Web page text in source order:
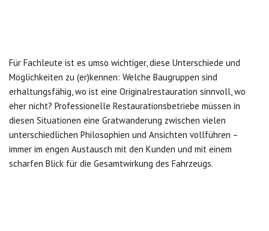
Für Fachleute ist es umso wichtiger, diese Unterschiede und
Möglichkeiten zu (er)kennen: Welche Baugruppen sind
erhaltungsfähig, wo ist eine Originalrestauration sinnvoll, wo
eher nicht? Professionelle Restaurationsbetriebe müssen in
diesen Situationen eine Gratwanderung zwischen vielen
unterschiedlichen Philosophien und Ansichten vollführen –
immer im engen Austausch mit den Kunden und mit einem
scharfen Blick für die Gesamtwirkung des Fahrzeugs.